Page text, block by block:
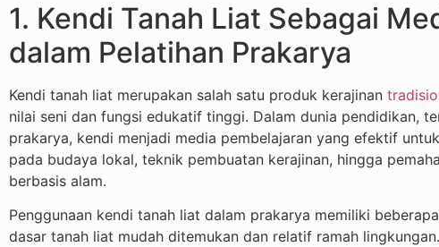
1. Kendi Tanah Liat Sebagai
dalam Pelatihan Prakarya
Kendi tanah liat merupakan salah satu produk kerajinan
nilai seni dan fungsi edukatif tinggi. Dalam dunia pendidikan,
prakarya, kendi menjadi media pembelajaran yang efektif
pada budaya lokal, teknik pembuatan kerajinan, hingga
berbasis alam.
Penggunaan kendi tanah liat dalam prakarya memiliki
dasar tanah liat mudah ditemukan dan relatif ramah